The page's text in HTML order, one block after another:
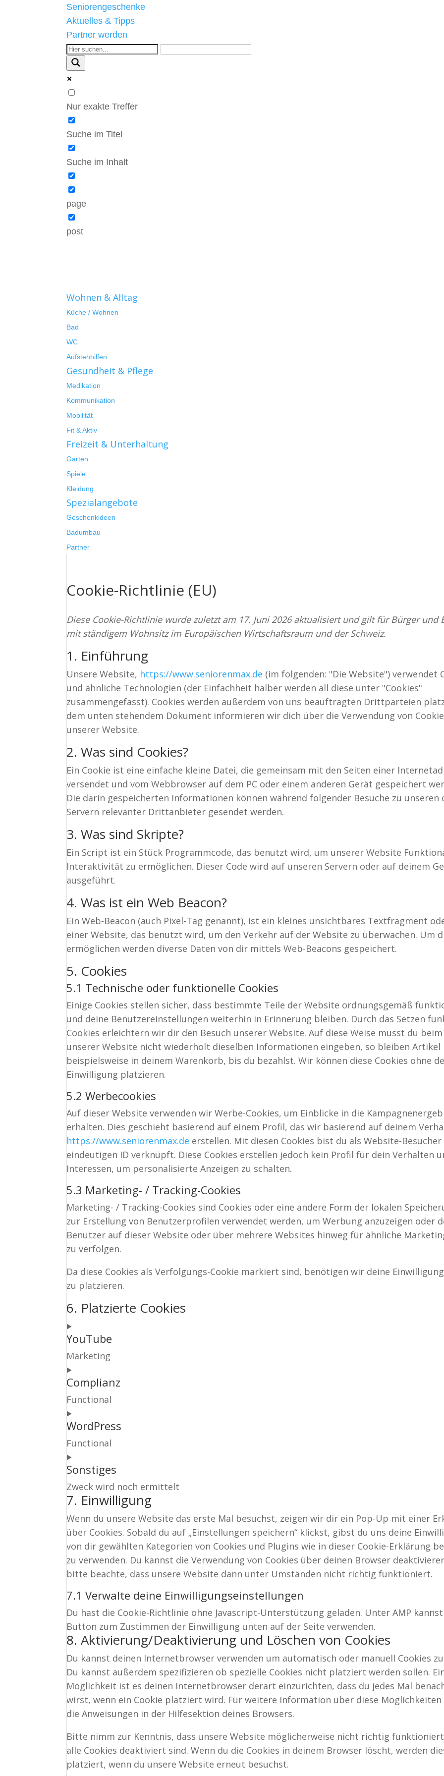
Seniorengeschenke
Aktuelles & Tipps
Partner werden
Nur exakte Treffer
Suche im Titel
Suche im Inhalt
page
post
Wohnen & Alltag
Küche / Wohnen
Bad
WC
Aufstehhilfen
Gesundheit & Pflege
Medikation
Kommunikation
Mobilität
Fit & Aktiv
Freizeit & Unterhaltung
Garten
Spiele
Kleidung
Spezialangebote
Geschenkideen
Badumbau
Partner
Cookie-Richtlinie (EU)
Diese Cookie-Richtlinie wurde zuletzt am 17. Juni 2026 aktualisiert und gilt für Bürger und
mit ständigem Wohnsitz im Europäischen Wirtschaftsraum und der Schweiz.
1. Einführung
Unsere Website, https://www.seniorenmax.de (im folgenden: "Die Website") verwendet
und ähnliche Technologien (der Einfachheit halber werden all diese unter "Cookies"
zusammengefasst). Cookies werden außerdem von uns beauftragten Drittparteien
dem unten stehendem Dokument informieren wir dich über die Verwendung von
unserer Website.
2. Was sind Cookies?
Ein Cookie ist eine einfache kleine Datei, die gemeinsam mit den Seiten einer
versendet und vom Webbrowser auf dem PC oder einem anderen Gerät gespeichert
Die darin gespeicherten Informationen können während folgender Besuche zu unseren
Servern relevanter Drittanbieter gesendet werden.
3. Was sind Skripte?
Ein Script ist ein Stück Programmcode, das benutzt wird, um unserer Website
Interaktivität zu ermöglichen. Dieser Code wird auf unseren Servern oder auf deinem
ausgeführt.
4. Was ist ein Web Beacon?
Ein Web-Beacon (auch Pixel-Tag genannt), ist ein kleines unsichtbares Textfragment
einer Website, das benutzt wird, um den Verkehr auf der Website zu überwachen. Um
ermöglichen werden diverse Daten von dir mittels Web-Beacons gespeichert.
5. Cookies
5.1 Technische oder funktionelle Cookies
Einige Cookies stellen sicher, dass bestimmte Teile der Website ordnungsgemäß
und deine Benutzereinstellungen weiterhin in Erinnerung bleiben. Durch das Setzen
Cookies erleichtern wir dir den Besuch unserer Website. Auf diese Weise musst du beim
unserer Website nicht wiederholt dieselben Informationen eingeben, so bleiben Artikel
beispielsweise in deinem Warenkorb, bis du bezahlst. Wir können diese Cookies ohne
Einwilligung platzieren.
5.2 Werbecookies
Auf dieser Website verwenden wir Werbe-Cookies, um Einblicke in die
erhalten. Dies geschieht basierend auf einem Profil, das wir basierend auf deinem
https://www.seniorenmax.de erstellen. Mit diesen Cookies bist du als Website-
eindeutigen ID verknüpft. Diese Cookies erstellen jedoch kein Profil für dein Verhalten
Interessen, um personalisierte Anzeigen zu schalten.
5.3 Marketing- / Tracking-Cookies
Marketing- / Tracking-Cookies sind Cookies oder eine andere Form der lokalen
zur Erstellung von Benutzerprofilen verwendet werden, um Werbung anzuzeigen oder
Benutzer auf dieser Website oder über mehrere Websites hinweg für ähnliche
zu verfolgen.
Da diese Cookies als Verfolgungs-Cookie markiert sind, benötigen wir deine
zu platzieren.
6. Platzierte Cookies
YouTube
Marketing
Consent
to
service
youtube
Complianz
Functional
Consent
to
service
complianz
WordPress
Functional
Consent
to
service
wordpress
Sonstiges
Zweck wird noch ermittelt
Consent
to
service
sonstiges
7. Einwilligung
Wenn du unsere Website das erste Mal besuchst, zeigen wir dir ein Pop-Up mit einer
über Cookies. Sobald du auf „Einstellungen speichern“ klickst, gibst du uns deine
von dir gewählten Kategorien von Cookies und Plugins wie in dieser Cookie-Erklärung
zu verwenden. Du kannst die Verwendung von Cookies über deinen Browser
bitte beachte, dass unsere Website dann unter Umständen nicht richtig funktioniert.
7.1 Verwalte deine Einwilligungseinstellungen
Du hast die Cookie-Richtlinie ohne Javascript-Unterstützung geladen. Unter AMP
Button zum Zustimmen der Einwilligung unten auf der Seite verwenden.
8. Aktivierung/Deaktivierung und Löschen von Cookies
Du kannst deinen Internetbrowser verwenden um automatisch oder manuell Cookies
Du kannst außerdem spezifizieren ob spezielle Cookies nicht platziert werden sollen.
Möglichkeit ist es deinen Internetbrowser derart einzurichten, dass du jedes Mal
wirst, wenn ein Cookie platziert wird. Für weitere Information über diese Möglichkeiten
die Anweisungen in der Hilfesektion deines Browsers.
Bitte nimm zur Kenntnis, dass unsere Website möglicherweise nicht richtig
alle Cookies deaktiviert sind. Wenn du die Cookies in deinem Browser löscht, werden
platziert, wenn du unsere Website erneut besuchst.